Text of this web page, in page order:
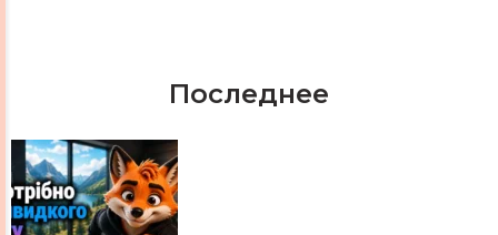
Последнее